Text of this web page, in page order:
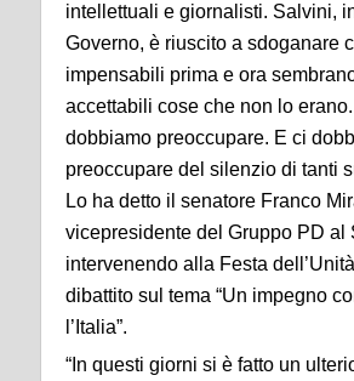
intellettuali e giornalisti. Salvini,
Governo, è riuscito a sdoganare
impensabili prima e ora
accettabili cose che non lo
dobbiamo preoccupare. E ci
preoccupare del silenzio di tanti
Lo ha detto il senatore Franco
vicepresidente del Gruppo PD al
intervenendo alla Festa
dibattito sul tema “Un impegno
l’Italia”.
“In questi giorni si è fatto un